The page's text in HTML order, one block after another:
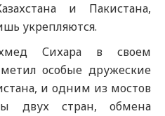
и Пакистана,
укрепляются.
Сихара в своем
особые дружеские
и одним из мостов
двух стран, обмена